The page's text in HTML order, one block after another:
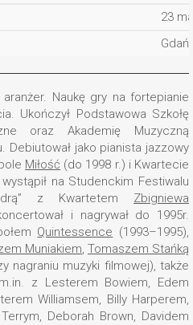
23
Naukę gry na fortepianie
Ukończył Podstawowa Szkołę
oraz Akademię Muzyczną
Debiutował jako pianista jazzowy
Miłość (do 1998 r.) i Kwartecie
na Studenckim Festiwalu
z Kwartetem Zbigniewa
i nagrywał do 1995r.
Quintessence (1993–1995),
Muniakiem, Tomaszem Stańką
nagraniu muzyki filmowej), także
z Lesterem Bowiem, Edem
Williamsem, Billy Harperem,
Deborah Brown, Davidem